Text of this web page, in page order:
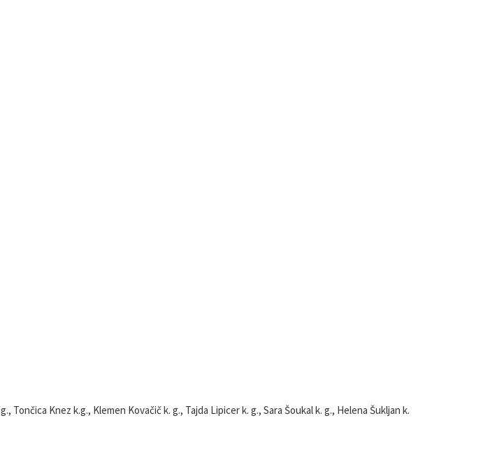
Tončica Knez k.g., Klemen Kovačič k. g., Tajda Lipicer k. g., Sara Šoukal k. g., Helena Šukljan k.